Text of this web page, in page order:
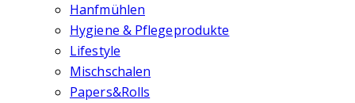
Hanfmühlen
Hygiene & Pflegeprodukte
Lifestyle
Mischschalen
Papers&Rolls